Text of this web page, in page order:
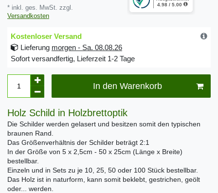
* inkl. ges. MwSt. zzgl.
Versandkosten
Kostenloser Versand
Lieferung morgen - Sa. 08.08.26
Sofort versandfertig, Lieferzeit 1-2 Tage
In den Warenkorb
Holz Schild in Holzbrettoptik
Die Schilder werden gelasert und besitzen somit den typischen
braunen Rand.
Das Größenverhältnis der Schilder beträgt 2:1
In der Größe von 5 x 2,5cm - 50 x 25cm (Länge x Breite)
bestellbar.
Einzeln und in Sets zu je 10, 25, 50 oder 100 Stück bestellbar.
Das Holz ist in naturform, kann somit beklebt, gestrichen, geölt
oder... werden.